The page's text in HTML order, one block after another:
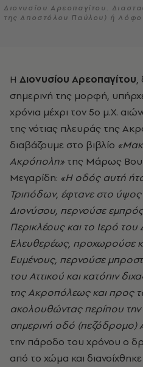
Διονυσίου Αρεοπαγίτου.
της Αποστόλου Παύλου) ή Λόφο
Διονυσίου Αρεοπαγίτου,
σημερινή της μορφή,
χρόνια μέχρι τον 5ο μ.Χ.
της νότιας πλευράς της
διαβάζουμε στο βιβλίο
Ακρόπολη» της Μάρως
Μεγαρίδη: «Η οδός αυτή
Τριπόδων, έφτανε στο
Διονύσου, περνούσε
Περικλέους και το Ιερό του
Ελευθερέως, προχωρούσε
Ευμένους, περνούσε
του Αττικού και κατόπιν
της Ακροπόλεως και προς
ακολουθώντας περίπου την
σημερινή οδό
την πάροδο του χρόνου ο
από το χώμα και